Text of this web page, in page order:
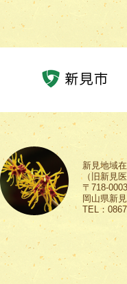
新見地域
（旧新見
〒718-0003
岡山県新
TEL：